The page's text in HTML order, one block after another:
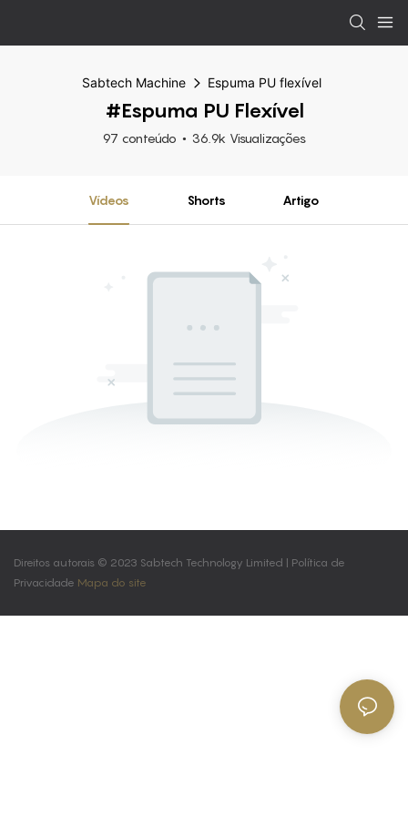
Sabtech Machine Espuma PU flexível
#Espuma PU Flexível
97 conteúdo 36.9k Visualizações
Vídeos Shorts Artigo
Direitos autorais © 2023 Sabtech Technology Limited | Política de
Privacidade Mapa do site